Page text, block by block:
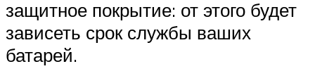
защитное покрытие: от этого будет
зависеть срок службы ваших
батарей.